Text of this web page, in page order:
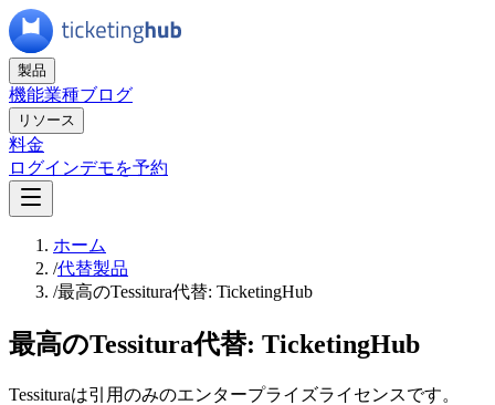
製品
機能業種ブログ
リソース
料金
ログインデモを予約
ホーム
/代替製品
/最高のTessitura代替: TicketingHub
最高のTessitura代替: TicketingHub
Tessituraは引用のみのエンタープライズライセンスです。